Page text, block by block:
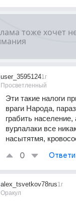
user_3595124
Просветленный
1г
Эти такие налоги
враги Народа,
грабить население,
вурлалаки все
насытятмя,
0
alex_tsvetkov78rus
Оракул
1г